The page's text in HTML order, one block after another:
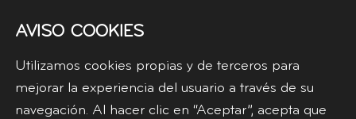
AVISO COOKIES
Utilizamos cookies propias y de terceros para
mejorar la experiencia del usuario a través de su
navegación. Al hacer clic en “Aceptar”, acepta que